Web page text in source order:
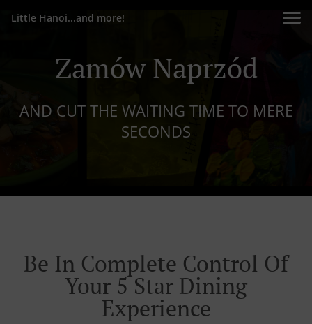
Little Hanoi...and more!
Zamów Naprzód
AND CUT THE WAITING TIME TO MERE
SECONDS
Be In Complete Control Of
Your 5 Star Dining
Experience